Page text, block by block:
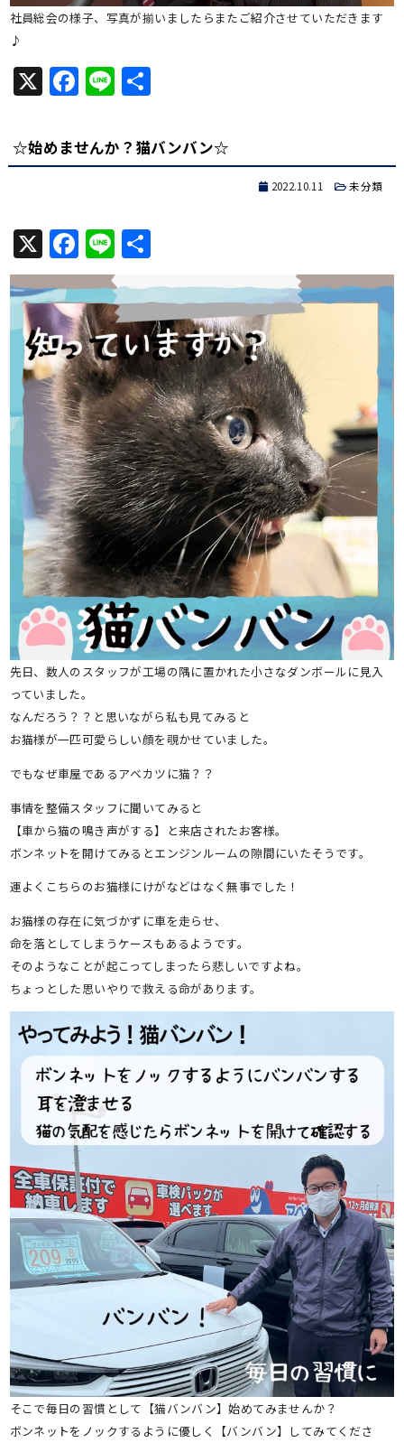
社員総会の様子、写真が揃いましたらまたご紹介させていただきます
♪
X Facebook
Line共
☆始めませんか？猫バンバン☆
2022.10.11 未分類
X Facebook
Line共
先日、数人のスタッフが工場の隅に置かれた小さなダンボールに見入
っていました。
なんだろう？？と思いながら私も見てみると
お猫様が一匹可愛らしい顔を覗かせていました。
でもなぜ車屋であるアベカツに猫？？
事情を整備スタッフに聞いてみると
【車から猫の鳴き声がする】と来店されたお客様。
ボンネットを開けてみるとエンジンルームの隙間にいたそうです。
運よくこちらのお猫様にけがなどはなく無事でした！
お猫様の存在に気づかずに車を走らせ、
命を落としてしまうケースもあるようです。
そのようなことが起こってしまったら悲しいですよね。
ちょっとした思いやりで救える命があります。
そこで毎日の習慣として【猫バンバン】始めてみませんか？
ボンネットをノックするように優しく【バンバン】してみてくださ